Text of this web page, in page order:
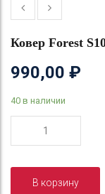
Ковер Forest
990,00 ₽
40 в наличии
Forest
В корзину